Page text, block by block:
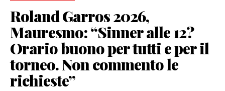
Roland Garros 2026,
Mauresmo: “Sinner alle 12?
Orario buono per tutti e per il
torneo. Non commento le
richieste”